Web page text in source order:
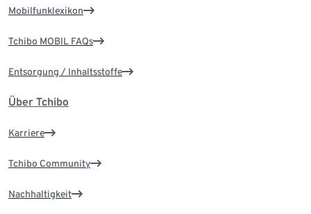
Mobilfunklexikon
Tchibo MOBIL FAQs
Entsorgung / Inhaltsstoffe
Über Tchibo
Karriere
Tchibo Community
Nachhaltigkeit